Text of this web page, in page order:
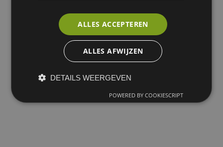
ALLES ACCEPTEREN
ALLES AFWIJZEN
DETAILS WEERGEVEN
POWERED BY COOKIESCRIPT